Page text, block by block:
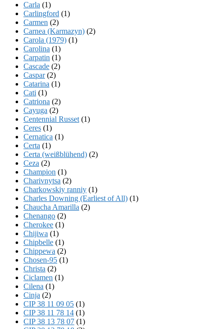
Carla (1)
Carlingford (1)
Carmen (2)
Carnea (Karmazyn) (2)
Carola (1979) (1)
Carolina (1)
Carpatin (1)
Cascade (2)
Caspar(2)
Catarina (1)
Cati (1)
Catriona (2)
Cayuga (2)
Centennial Russet (1)
Ceres (1)
Cernatica (1)
Certa (1)
Certa (weißblühend) (2)
Ceza (2)
Champion (1)
Charivnytsa (2)
Charkowskiy ranniy (1)
Charles Downing (Earliest of All) (1)
Chaucha Amarilla (2)
Chenango (2)
Cherokee (1)
Chijiwa (1)
Chipbelle (1)
Chippewa (2)
Chosen-95 (1)
Christa (2)
Ciclamen (1)
Cilena (1)
Cinja (2)
CIP 38 11 09 05 (1)
CIP 38 11 78 14 (1)
CIP 38 13 78 07 (1)